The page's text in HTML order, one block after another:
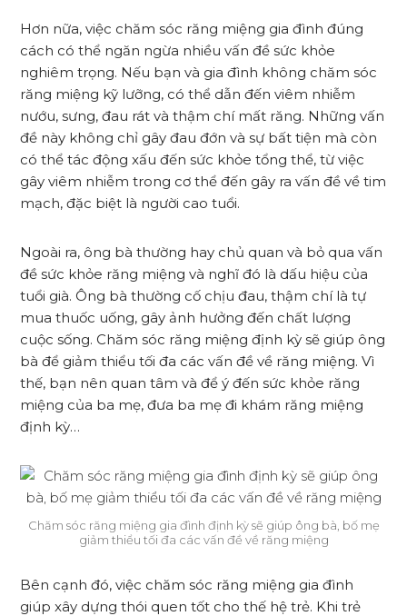
Hơn nữa, việc chăm sóc răng miệng gia đình đúng
cách có thể ngăn ngừa nhiều vấn đề sức khỏe
nghiêm trọng. Nếu bạn và gia đình không chăm sóc
răng miệng kỹ lưỡng, có thể dẫn đến viêm nhiễm
nướu, sưng, đau rát và thậm chí mất răng. Những vấn
đề này không chỉ gây đau đớn và sự bất tiện mà còn
có thể tác động xấu đến sức khỏe tổng thể, từ việc
gây viêm nhiễm trong cơ thể đến gây ra vấn đề về tim
mạch, đặc biệt là người cao tuổi.
Ngoài ra, ông bà thường hay chủ quan và bỏ qua vấn
đề sức khỏe răng miệng và nghĩ đó là dấu hiệu của
tuổi già. Ông bà thường cố chịu đau, thậm chí là tự
mua thuốc uống, gây ảnh hưởng đến chất lượng
cuộc sống. Chăm sóc răng miệng định kỳ sẽ giúp ông
bà để giảm thiểu tối đa các vấn đề về răng miệng. Vì
thế, bạn nên quan tâm và để ý đến sức khỏe răng
miệng của ba mẹ, đưa ba mẹ đi khám răng miệng
định kỳ…
Chăm sóc răng miệng gia đình định kỳ sẽ giúp ông bà, bố mẹ
giảm thiểu tối đa các vấn đề về răng miệng
Bên cạnh đó, việc chăm sóc răng miệng gia đình
giúp xây dựng thói quen tốt cho thế hệ trẻ. Khi trẻ